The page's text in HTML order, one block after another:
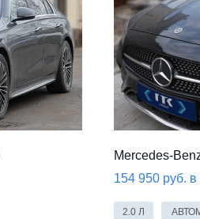
Mercedes-
154 950 руб.
2.0 Л